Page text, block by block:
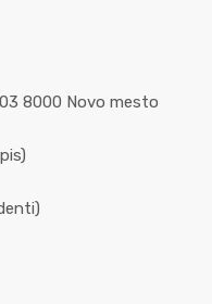
8000 Novo mesto